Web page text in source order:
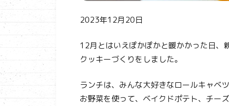
2023年12月20日
12月とはいえぽかぽかと暖かかった日、
クッキーづくりをしました。
ランチは、みんな大好きなロールキャベ
お野菜を使って、ベイクドポテト、チー